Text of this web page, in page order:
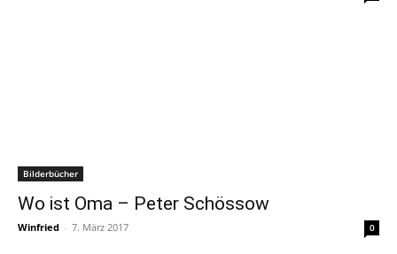
Bilderbücher
Wo ist Oma – Peter Schössow
Winfried - 7. März 2017 0